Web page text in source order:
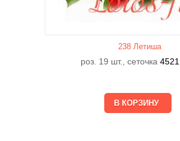
238 Летишa
роз. 19 шт., сеточка 4521